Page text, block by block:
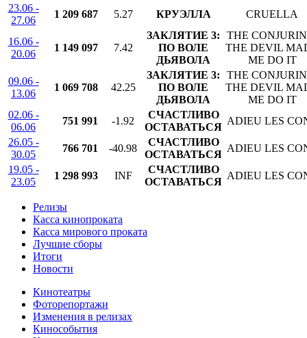
23.06 -
27.06
1 209 687 5.27 КРУЭЛЛА CRUELLA
16.06 -
20.06
1 149 097 7.42
ЗАКЛЯТИЕ 3:
ПО ВОЛЕ
ДЬЯВОЛА
THE
THE DEVIL
ME DO IT
09.06 -
13.06
1 069 708 42.25
ЗАКЛЯТИЕ 3:
ПО ВОЛЕ
ДЬЯВОЛА
THE
THE DEVIL
ME DO IT
02.06 -
06.06
751 991 -1.92
СЧАСТЛИВО
ОСТАВАТЬСЯ
ADIEU LES
26.05 -
30.05
766 701 -40.98
СЧАСТЛИВО
ОСТАВАТЬСЯ
ADIEU LES
19.05 -
23.05
1 298 993 INF
СЧАСТЛИВО
ОСТАВАТЬСЯ
ADIEU LES
Релизы
Касса кинопроката
Касса мирового проката
Лучшие сборы
Итоги
Новости
Кинотеатры
Фоторепортажи
Изменения в релизах
Кинособытия